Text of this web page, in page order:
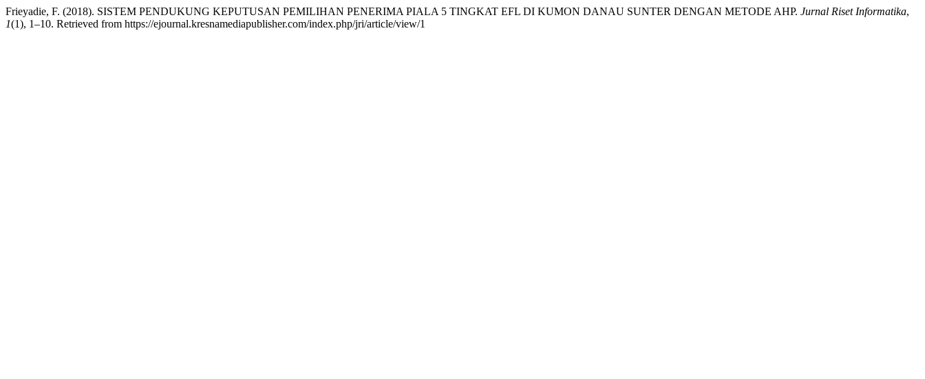
Frieyadie, F. (2018). SISTEM PENDUKUNG KEPUTUSAN PEMILIHAN PENERIMA PIALA 5 TINGKAT EFL DI KUMON DANAU SUNTER DENGAN METODE AHP. Jurnal Riset Informatika,
1(1), 1–10. Retrieved from https://ejournal.kresnamediapublisher.com/index.php/jri/article/view/1